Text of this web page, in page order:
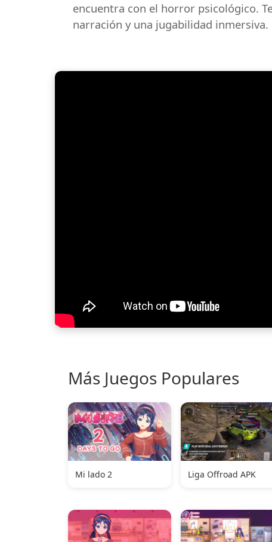
encuentra con el horror psicológico.
narración y una jugabilidad inmersiva.
Más Juegos Populares
Mi lado 2 Liga Offroad APK